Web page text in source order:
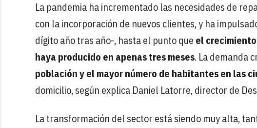
La pandemia ha incrementado las necesidades de
con la incorporación de nuevos clientes, y ha
dígito año tras año-, hasta el punto que el
haya producido en apenas tres meses. La demanda
población y el mayor número de habitantes en las
domicilio, según explica Daniel Latorre, director de
La transformación del sector está siendo muy alta,